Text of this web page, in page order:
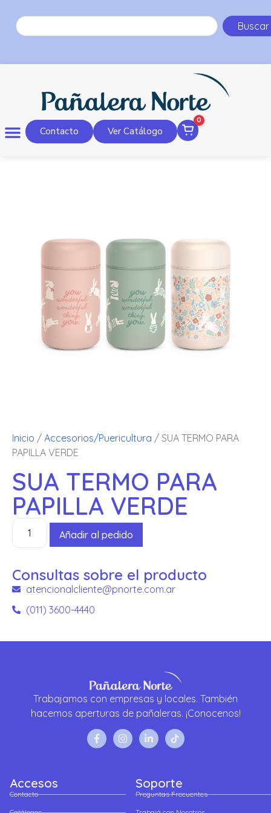
Buscar
Contacto Ver Catálogo
0
Inicio / Accesorios/Puericultura / SUA TERMO PARA
PAPILLA VERDE
SUA TERMO PARA
PAPILLA VERDE
Añadir al pedido
Consultas sobre el producto
atencionalcliente@pnorte.com.ar
(011) 3600-4440
Trabajamos con empresas y locales. También
hacemos aperturas de pañaleras. ¡Conocenos!
Accesos
Contacto
Soporte
Preguntas Frecuentes